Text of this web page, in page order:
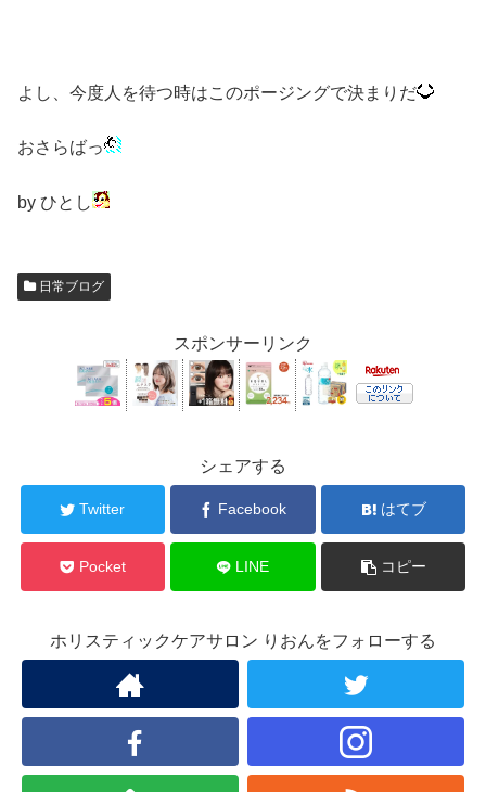
よし、今度人を待つ時はこのポージングで決まりだ
おさらばっ
by ひとし
日常ブログ
スポンサーリンク
シェアする
Twitter Facebook はてブ
Pocket LINE コピー
ホリスティックケアサロン りおんをフォローする